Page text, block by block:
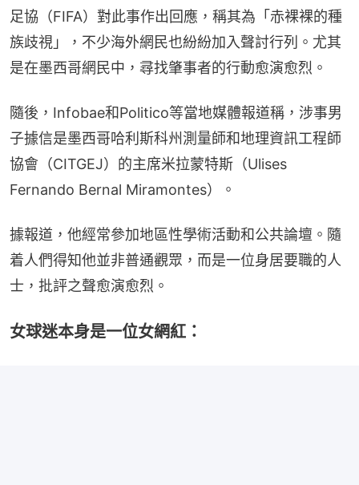
足協（FIFA）對此事作出回應，稱其為「赤裸裸的種
族歧視」，不少海外網民也紛紛加入聲討行列。尤其
是在墨西哥網民中，尋找肇事者的行動愈演愈烈。
隨後，Infobae和Politico等當地媒體報道稱，涉事男
子據信是墨西哥哈利斯科州測量師和地理資訊工程師
協會（CITGEJ）的主席米拉蒙特斯（Ulises
Fernando Bernal Miramontes）。
據報道，他經常參加地區性學術活動和公共論壇。隨
着人們得知他並非普通觀眾，而是一位身居要職的人
士，批評之聲愈演愈烈。
女球迷本身是一位女網紅：